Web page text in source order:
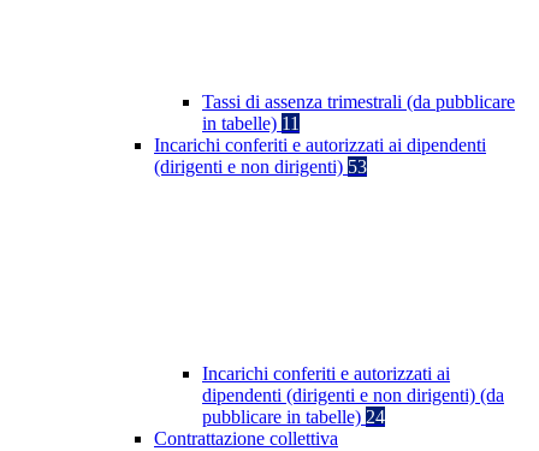
Tassi di assenza trimestrali (da pubblicare
in tabelle) 11
Incarichi conferiti e autorizzati ai dipendenti
(dirigenti e non dirigenti) 53
Incarichi conferiti e autorizzati ai
dipendenti (dirigenti e non dirigenti) (da
pubblicare in tabelle) 24
Contrattazione collettiva